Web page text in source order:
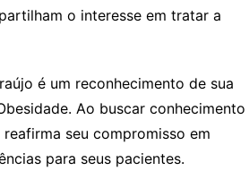
o interesse em tratar a
é um reconhecimento de sua
Ao buscar conhecimento
seu compromisso em
para seus pacientes.